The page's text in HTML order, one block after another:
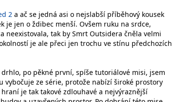
2 a ač se jedná asi o nejslabší příběhový kousek
je jen o ždibec menší. Ovšem ruku na srdce,
neexistovala, tak by Smrt Outsidera čněla velmi
je ale přeci jen trochu ve stínu předchozích
po pěkné první, spíše tutoriálové misi, jsem
ze série, protože nabízí široké prostory
je tak takové zdlouhavé a nejvýraznější